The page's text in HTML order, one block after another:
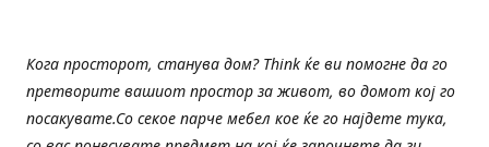
Кога просторот, станува дом? Think ќе ви помогне да го
претворите вашиот простор за живот, во домот кој го
посакувате.Со секое парче мебел кое ќе го најдете тука,